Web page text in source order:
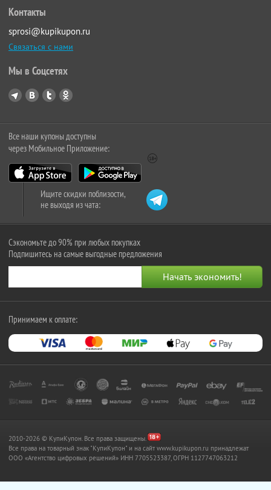
Контакты
sprosi@kupikupon.ru
Связаться с нами
Мы в Соцсетях
Все наши купоны доступны
через Мобильное Приложение:
Ищите скидки поблизости,
не выходя из чата:
Сэкономьте до 90% при любых покупках
Подпишитесь на самые выгодные предложения
Принимаем к оплате:
2010-2026 © КупиКупон. Все права защищены.
Все права на товарный знак "КупиКупон" и на сайт www.kupikupon.ru принадлежат
OOO «Агентство цифровых решений» ИНН 7705523387, ОГРН 1127747063212